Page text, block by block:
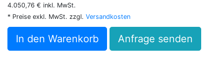
4.050,76 € inkl. MwSt.
* Preise exkl. MwSt. zzgl. Versandkosten
In den Warenkorb Anfrage senden